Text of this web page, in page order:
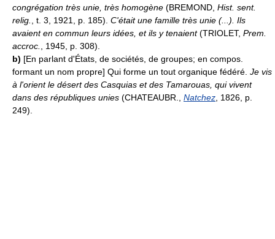
congrégation très unie, très homogène (BREMOND, Hist. sent.
relig.
, t. 3, 1921, p. 185). C'était une famille très unie (...). Ils
avaient en commun leurs idées, et ils y tenaient(TRIOLET, Prem.
accroc.
, 1945, p. 308).
b) [En parlant d'États, de sociétés, de groupes; en compos.
formant un nom propre] Qui forme un tout organique fédéré. Je vis
à l'orient le désert des Casquias et des Tamarouas, qui vivent
dans des républiques unies (CHATEAUBR., Natchez , 1826, p.
249).